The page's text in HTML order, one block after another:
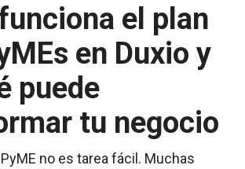
el plan
en Duxio y
puede
tu negocio
no es tarea fácil. Muchas